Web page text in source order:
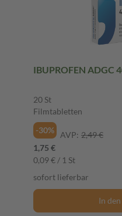
20 St
Filmtabletten
-30%
AVP: 2,49 €
1,75 €
0,09 € / 1 St
sofort lieferbar
In